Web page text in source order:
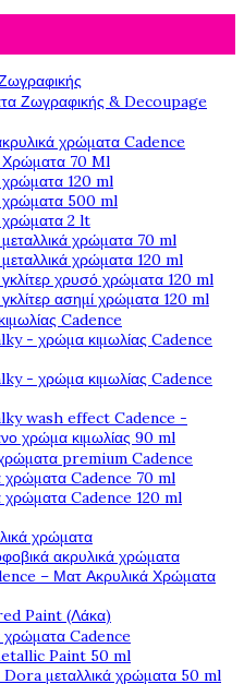
Ζωγραφικής & Decoupage
χρώματα Cadence
Χρώματα 70 Ml
χρώματα 120 ml
χρώματα 500 ml
χρώματα 2 lt
μεταλλικά χρώματα 70 ml
μεταλλικά χρώματα 120 ml
γκλίτερ χρυσό χρώματα 120 ml
γκλίτερ ασημί χρώματα 120 ml
Cadence
- χρώμα κιμωλίας Cadence
- χρώμα κιμωλίας Cadence
wash effect Cadence -
χρώμα κιμωλίας 90 ml
premium Cadence
χρώματα Cadence 70 ml
χρώματα Cadence 120 ml
χρώματα
ακρυλικά χρώματα
– Ματ Ακρυλικά Χρώματα
Paint (Λάκα)
χρώματα Cadence
Paint 50 ml
μεταλλικά χρώματα 50 ml